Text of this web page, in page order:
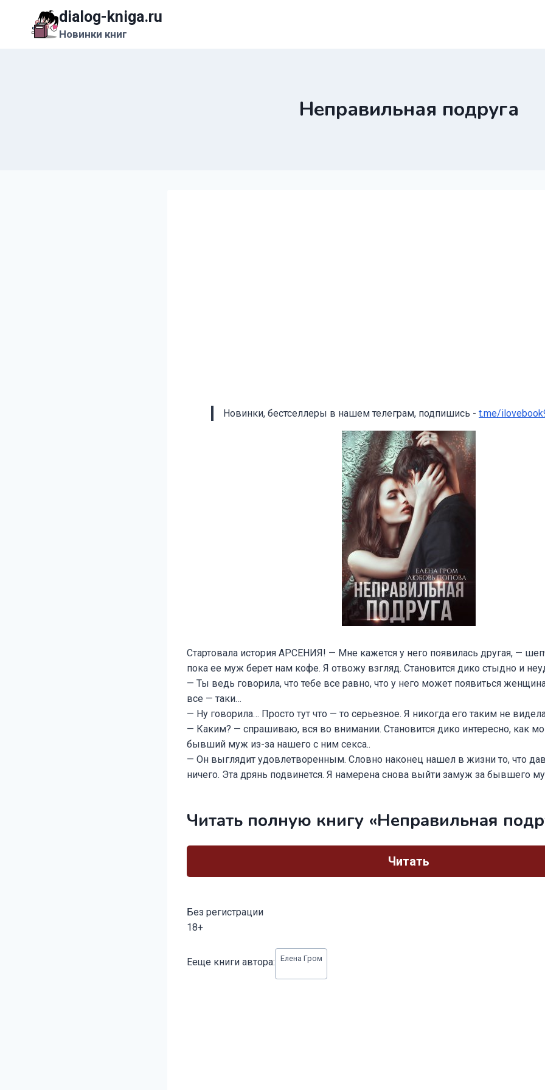
содержимому
dialog-kniga.ru
Новинки книг
Неправильная подруга
Новинки, бестселлеры в нашем телеграм, подпишись - t.me/
Стартовала история АРСЕНИЯ! — Мне кажется у него появилась другая, —
пока ее муж берет нам кофе. Я отвожу взгляд. Становится дико стыдно и
— Ты ведь говорила, что тебе все равно, что у него может появиться
все — таки…
— Ну говорила… Просто тут что — то серьезное. Я никогда его таким не
— Каким? — спрашиваю, вся во внимании. Становится дико интересно, как
бывший муж из-за нашего с ним секса..
— Он выглядит удовлетворенным. Словно наконец нашел в жизни то, что
ничего. Эта дрянь подвинется. Я намерена снова выйти замуж за бывшего
Читать полную книгу «Неправильная
Читать
Без регистрации
18+
записи:
Ееще книги автора: Елена Гром